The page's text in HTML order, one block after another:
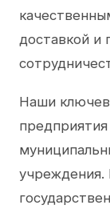
доставкой и
Наши
учреждения.